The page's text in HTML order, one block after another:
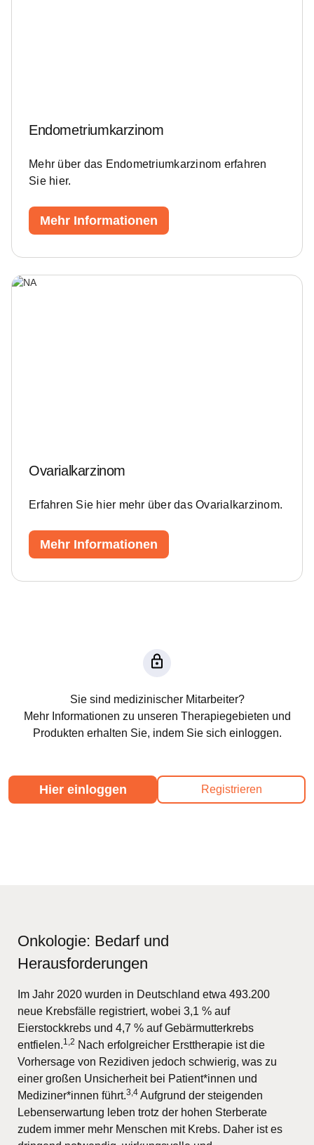
Endometriumkarzinom
Mehr über das Endometriumkarzinom erfahren
Sie hier.
Mehr Informationen
Ovarialkarzinom
Erfahren Sie hier mehr über das Ovarialkarzinom.
Mehr Informationen
Sie sind medizinischer Mitarbeiter?
Mehr Informationen zu unseren Therapiegebieten und
Produkten erhalten Sie, indem Sie sich einloggen.
Hier einloggen Registrieren
Onkologie: Bedarf und
Herausforderungen
Im Jahr 2020 wurden in Deutschland etwa 493.200
neue Krebsfälle registriert, wobei 3,1 % auf
Eierstockkrebs und 4,7 % auf Gebärmutterkrebs
entfielen.1,2 Nach erfolgreicher Ersttherapie ist die
Vorhersage von Rezidiven jedoch schwierig, was zu
einer großen Unsicherheit bei Patient*innen und
Mediziner*innen führt.3,4 Aufgrund der steigenden
Lebenserwartung leben trotz der hohen Sterberate
zudem immer mehr Menschen mit Krebs. Daher ist es